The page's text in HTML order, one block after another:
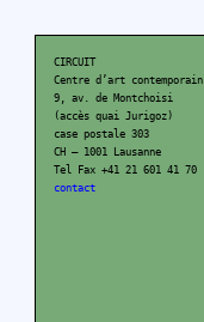
CIRCUIT
Centre d’art contemporain
9, av. de Montchoisi
(accès quai Jurigoz)
case postale 303
CH – 1001 Lausanne
Tel Fax +41 21 601 41 70
contact